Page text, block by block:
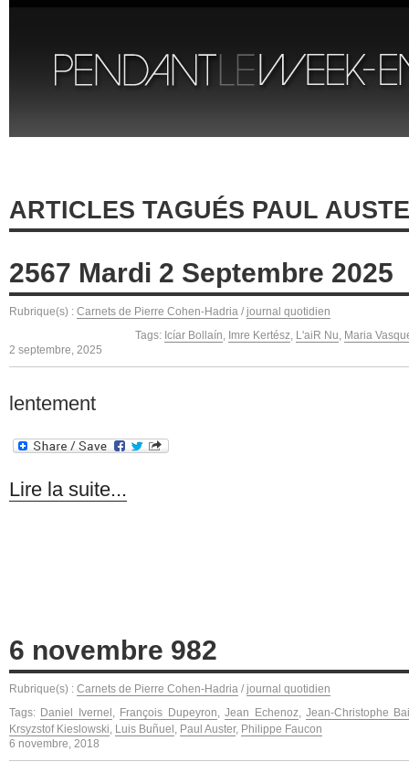
ARTICLES TAGUÉS PAUL
2567 Mardi 2 Septembre 2025
Rubrique(s) : Carnets de Pierre Cohen-Hadria / journal quotidien
Tags: Icíar Bollaín, Imre Kertész, L'aiR Nu, Maria
2 septembre, 2025
lentement
Lire la suite...
6 novembre 982
Rubrique(s) : Carnets de Pierre Cohen-Hadria / journal quotidien
Tags: Daniel Ivernel François Dupeyron ,Jean Echenoz, Jean-Christophe
Krsyzstof Kieslowski Luis Buñuel Paul Auster, Philippe Faucon
6 novembre, 2018